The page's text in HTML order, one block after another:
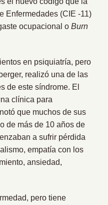
Enfermedades (CIE -11)
ocupacional o Burn
en psiquiatría, pero
realizó una de las
de este síndrome. El
clínica para
que muchos de sus
de más de 10 años de
a sufrir pérdida
empatía con los
ansiedad,
pero tiene